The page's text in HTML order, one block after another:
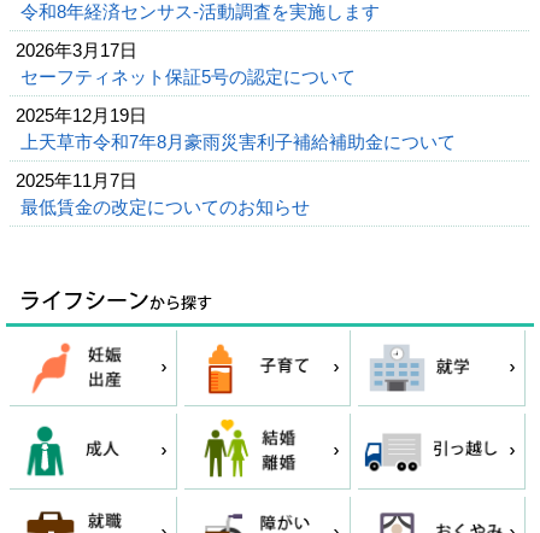
令和8年経済センサス-活動調査を実施します
2026年3月17日
セーフティネット保証5号の認定について
2025年12月19日
上天草市令和7年8月豪雨災害利子補給補助金について
2025年11月7日
最低賃金の改定についてのお知らせ